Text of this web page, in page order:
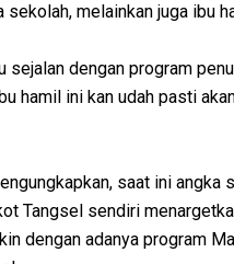
sekolah, melainkan juga ibu
sejalan dengan program
hamil ini kan udah pasti
saat ini
Tangsel sendiri
dengan adanya program